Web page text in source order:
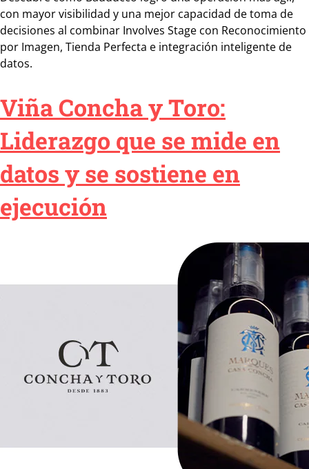
con mayor visibilidad y una mejor capacidad de toma de
decisiones al combinar Involves Stage con Reconocimiento
por Imagen, Tienda Perfecta e integración inteligente de
datos.
Viña Concha y Toro:
Liderazgo que se mide en
datos y se sostiene en
ejecución